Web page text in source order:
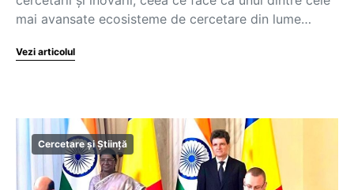
mai avansate ecosisteme de cercetare din lume…
Vezi articolul
Cercetare și Știință